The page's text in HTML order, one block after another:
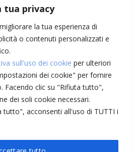
tua privacy
la tua esperienza di
o contenuti personalizzati e
sull'uso dei cookie per ulteriori
dei cookie" per fornire
Facendo clic su "Rifiuta tutto",
dei soli cookie necessari.
tutto", acconsenti all'uso di TUTTI i
14:00 - 18:30
Policy Cookie